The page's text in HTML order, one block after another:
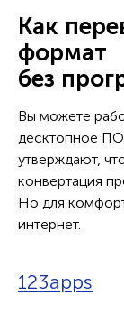
Как
формат
без
Вы можете
десктопное
утверждают,
конвертация
Но для
интернет.
123apps